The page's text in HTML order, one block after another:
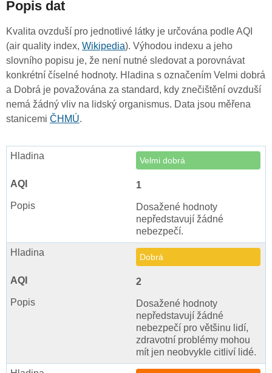
Popis dat
Kvalita ovzduší pro jednotlivé látky je určována podle AQI
(air quality index, Wikipedia). Výhodou indexu a jeho
slovního popisu je, že není nutné sledovat a porovnávat
konkrétní číselné hodnoty. Hladina s označením Velmi dobrá
a Dobrá je považována za standard, kdy znečištění ovzduší
nemá žádný vliv na lidský organismus. Data jsou měřena
stanicemi ČHMÚ.
Velmi dobrá
1
Dosažené hodnoty
nepředstavují žádné
nebezpečí.
Dobrá
2
Dosažené hodnoty
nepředstavují žádné
nebezpečí pro většinu lidí,
zdravotní problémy mohou
mít jen neobvykle citliví lidé.